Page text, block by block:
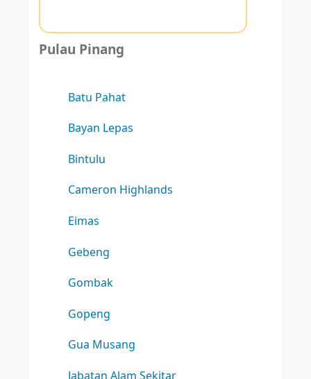
Pulau Pinang
Batu Pahat
Bayan Lepas
Bintulu
Cameron Highlands
Eimas
Gebeng
Gombak
Gopeng
Gua Musang